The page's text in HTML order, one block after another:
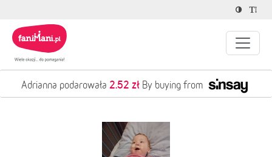
Adrianna podarowała 2.52 zł By buying from